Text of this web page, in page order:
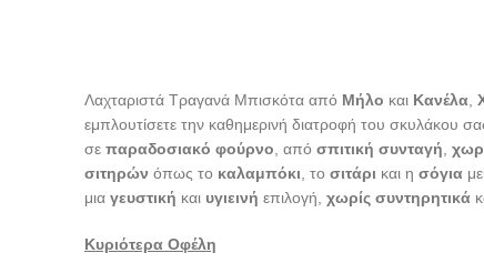
Λαχταριστά Τραγανά Μπισκότα από Μήλο και Κανέλα,
εμπλουτίσετε την καθημερινή διατροφή του σκυλάκου
σε παραδοσιακό φούρνο, από σπιτική συνταγή,
σιτηρών όπως το καλαμπόκι, το σιτάρι και η σόγια
μια γευστική και υγιεινή επιλογή, χωρίς συντηρητικά
Κυριότερα Οφέλη